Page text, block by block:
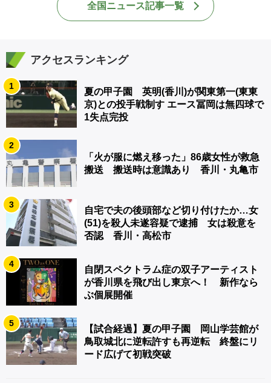
全国ニュース記事一覧
アクセスランキング
1
夏の甲子園 英明(香川)が関東第一(東東
京)との投手戦制す エース冨岡は無四球で
1失点完投
2
「火が服に燃え移った」86歳女性が救急
搬送 搬送時は意識あり 香川・丸亀市
3
自宅で夫の後頭部など切り付けたか…女
(51)を殺人未遂容疑で逮捕 女は殺意を
否認 香川・高松市
4
自閉スペクトラム症の双子アーティスト
が香川県を飛び出し東京へ！ 新作なら
ぶ個展開催
5
【試合経過】夏の甲子園 岡山学芸館が
鳥取城北に逆転許すも再逆転 終盤にリ
ード広げて初戦突破